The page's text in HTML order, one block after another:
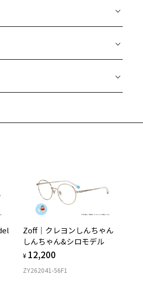
サイズを確認するには？
合計料金を知りたい方へ
ために、定期的な視力測定をおす
の調整・クリーニングは、全国の
たします。
い方へ＞
購入して、
選びいただくと、実店舗で度数を測定
）へ無料交換いただけます。
Zoff｜クレヨンしんちゃん
しんちゃん&シロモデル
¥ 12,200
ZY262041-56F1